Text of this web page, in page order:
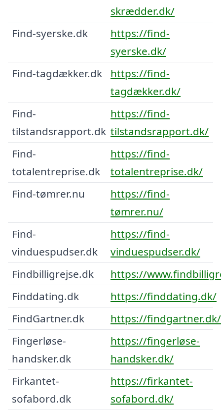
skrædder.dk/
Find-syerske.dk
https://find-
syerske.dk/
Find-tagdækker.dk
https://find-
tagdækker.dk/
Find-
tilstandsrapport.dk
https://find-
tilstandsrapport.dk/
Find-
totalentreprise.dk
https://find-
totalentreprise.dk/
Find-tømrer.nu
https://find-
tømrer.nu/
Find-
vinduespudser.dk
https://find-
vinduespudser.dk/
Findbilligrejse.dk
https://
Finddating.dk
https://finddating.dk/
FindGartner.dk
https://findgartner.dk/
Fingerløse-
handsker.dk
https://fingerløse-
handsker.dk/
Firkantet-
sofabord.dk
https://firkantet-
sofabord.dk/